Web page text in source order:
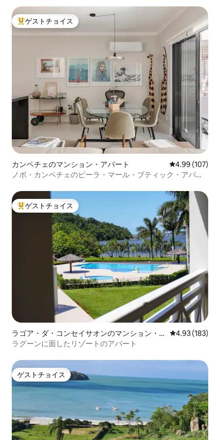
大好評のゲストチョイスです。
ゲストチョイス
カンペチェのマンション・アパート レビュー107
4.99 (107)
ノボ・カンペチェのビーラ・マール・ブティック・アパー
大好評のゲストチョイスです。
ゲストチョイス
ラゴア・ダ・コンセイサオンのマンション・
アパート
レビュー183
4.93 (183)
ラグーンに面したリゾートのアパート
ゲストチョイス
ゲストチョイス